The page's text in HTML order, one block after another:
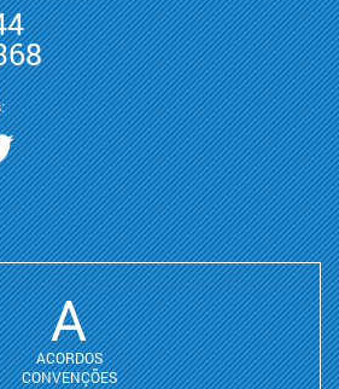
A
ACORDOS
CONVENÇÕES